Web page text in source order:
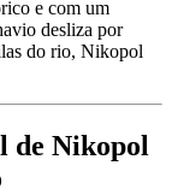
e com um
desliza por
do rio, Nikopol
de Nikopol